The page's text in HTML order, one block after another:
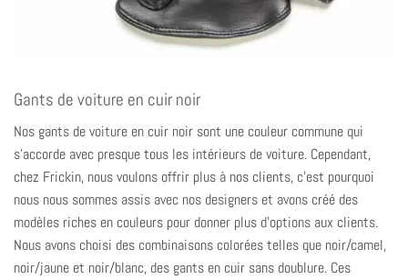
Gants de voiture en cuir noir
Nos gants de voiture en cuir noir sont une couleur commune qui
s'accorde avec presque tous les intérieurs de voiture. Cependant,
chez Frickin, nous voulons offrir plus à nos clients, c'est pourquoi
nous nous sommes assis avec nos designers et avons créé des
modèles riches en couleurs pour donner plus d'options aux clients.
Nous avons choisi des combinaisons colorées telles que noir/camel,
noir/jaune et noir/blanc, des gants en cuir sans doublure. Ces